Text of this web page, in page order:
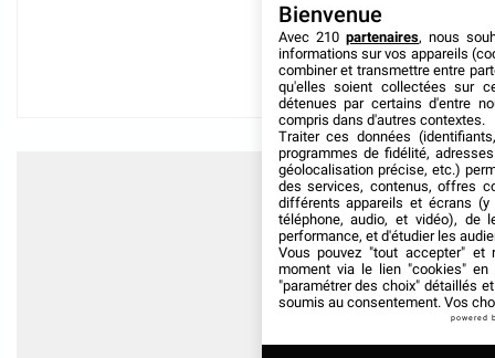
Bienvenue
Avec 210 partenaires, nous
informations sur vos appareils
combiner et transmettre entre
qu'elles soient collectées sur
détenues par certains d'entre
compris dans d'autres contextes.
Traiter ces données
programmes de fidélité,
géolocalisation précise, etc.)
des services, contenus, offres
différents appareils et écrans (y
téléphone, audio, et vidéo), de
performance, et d'étudier les
Vous pouvez "tout accepter" et
moment via le lien "cookies" en
"paramétrer des choix" détaillés
soumis au consentement. Vos
powered